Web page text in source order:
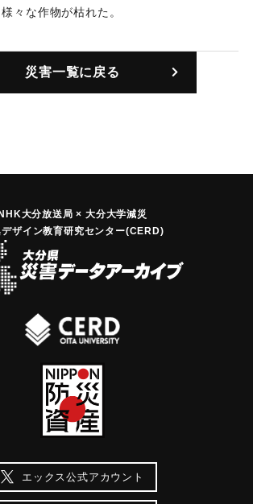
々な作物が枯れた。
災害一覧に戻る
NHK大分放送局 × 大分大学減災
デザイン教育研究センター(CERD)
エックス公式アカウント